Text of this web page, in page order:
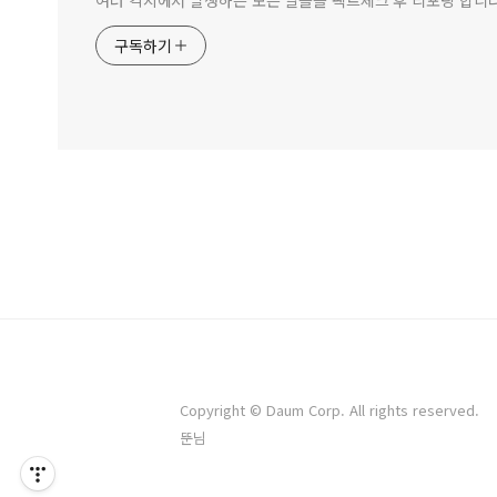
구독하기
Copyright © Daum Corp. All rights reserved.
뚠님